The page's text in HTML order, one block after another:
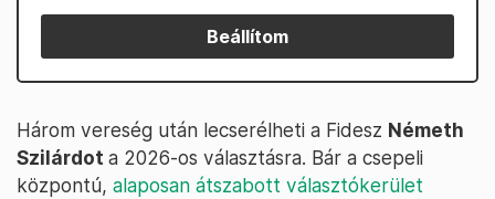
Beállítom
Három vereség után lecserélheti a Fidesz Németh
Szilárdot a 2026-os választásra. Bár a csepeli
központú, alaposan átszabott választókerület